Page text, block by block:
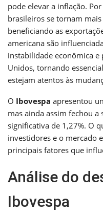
pode elevar a inflação.
brasileiros se tornam
beneficiando as
americana são
instabilidade econômica e
Unidos, tornando
estejam atentos às
O Ibovespa apresentou
mas ainda assim fechou a
significativa de 1,27%. O
investidores e o mercado
principais fatores que
Análise do
Ibovespa